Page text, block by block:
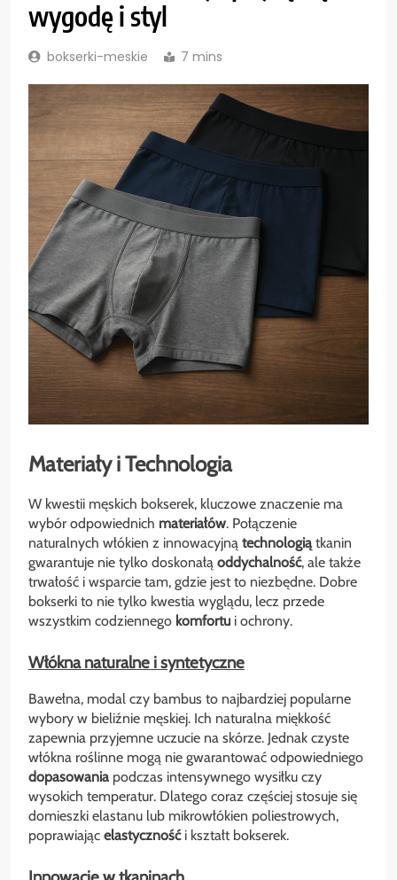
wygodę i styl
bokserki-meskie 7 mins
Materiały i Technologia
W kwestii męskich bokserek, kluczowe znaczenie ma
wybór odpowiednich materiałów. Połączenie
naturalnych włókien z innowacyjną technologiątkanin
gwarantuje nie tylko doskonałą oddychalność, ale także
trwałość i wsparcie tam, gdzie jest to niezbędne. Dobre
bokserki to nie tylko kwestia wyglądu, lecz przede
wszystkim codziennego komfortu i ochrony.
Włókna naturalne i syntetyczne
Bawełna, modal czy bambus to najbardziej popularne
wybory w bieliźnie męskiej. Ich naturalna miękkość
zapewnia przyjemne uczucie na skórze. Jednak czyste
włókna roślinne mogą nie gwarantować odpowiedniego
dopasowaniapodczas intensywnego wysiłku czy
wysokich temperatur. Dlatego coraz częściej stosuje się
domieszki elastanu lub mikrowłókien poliestrowych,
poprawiając elastycznośći kształt bokserek.